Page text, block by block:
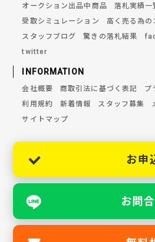
オークション出品中商品
落札実績一
受取シミュレーション
高く売る為の
スタッフブログ
驚きの落札結果
twitter
INFORMATION
会社概要 商取引法に基づく表記
プ
利用規約
新着情報 スタッフ募集
サイトマップ
お申
お問